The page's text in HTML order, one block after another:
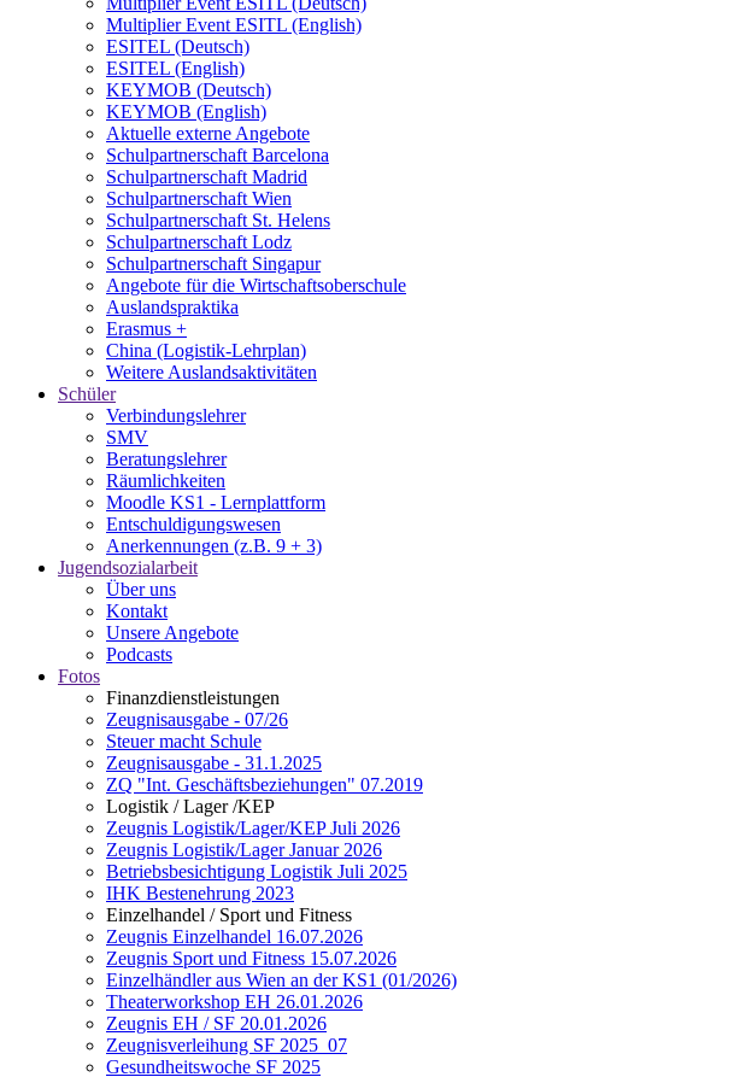
Multiplier Event ESITL (English)
ESITEL (Deutsch)
ESITEL (English)
KEYMOB (Deutsch)
KEYMOB (English)
Aktuelle externe Angebote
Schulpartnerschaft Barcelona
Schulpartnerschaft Madrid
Schulpartnerschaft Wien
Schulpartnerschaft St. Helens
Schulpartnerschaft Lodz
Schulpartnerschaft Singapur
Angebote für die Wirtschaftsoberschule
Auslandspraktika
Erasmus +
China (Logistik-Lehrplan)
Weitere Auslandsaktivitäten
Schüler
Verbindungslehrer
SMV
Beratungslehrer
Räumlichkeiten
Moodle KS1 - Lernplattform
Entschuldigungswesen
Anerkennungen (z.B. 9 + 3)
Jugendsozialarbeit
Über uns
Kontakt
Unsere Angebote
Podcasts
Fotos
Finanzdienstleistungen
Zeugnisausgabe - 07/26
Steuer macht Schule
Zeugnisausgabe - 31.1.2025
ZQ "Int. Geschäftsbeziehungen" 07.2019
Logistik / Lager /KEP
Zeugnis Logistik/Lager/KEP Juli 2026
Zeugnis Logistik/Lager Januar 2026
Betriebsbesichtigung Logistik Juli 2025
IHK Bestenehrung 2023
Einzelhandel / Sport und Fitness
Zeugnis Einzelhandel 16.07.2026
Zeugnis Sport und Fitness 15.07.2026
Einzelhändler aus Wien an der KS1 (01/2026)
Theaterworkshop EH 26.01.2026
Zeugnis EH / SF 20.01.2026
Zeugnisverleihung SF 2025_07
Gesundheitswoche SF 2025